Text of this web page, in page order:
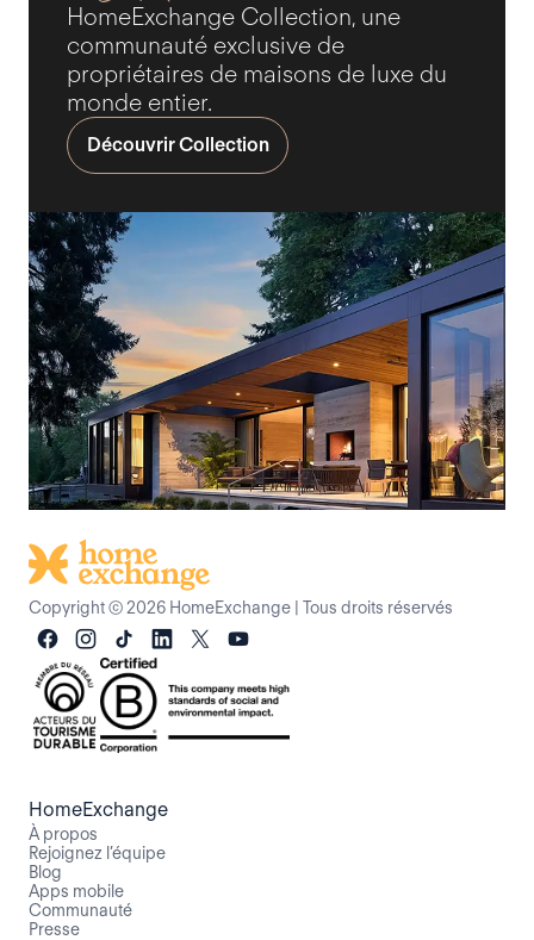
HomeExchange Collection, une
communauté exclusive de
propriétaires de maisons de luxe du
monde entier.
Découvrir Collection
Copyright © 2026 HomeExchange Tous droits réservés
HomeExchange
À propos
Rejoignez l’équipe
Blog
Apps mobile
Communauté
Presse